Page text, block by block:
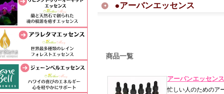
●アーバンエッセンス
商品一覧
アーバンエッセン
忙しい人のためのア